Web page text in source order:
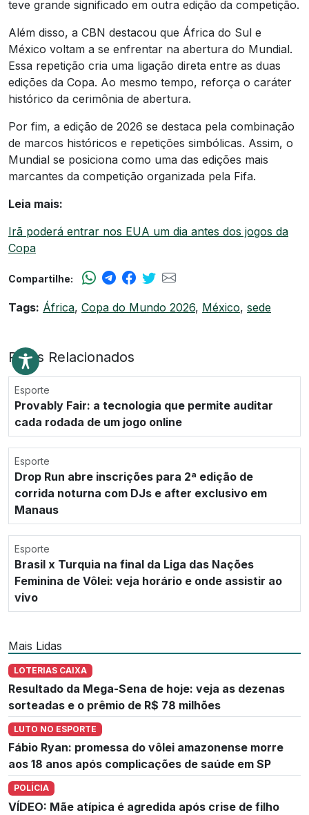
teve grande significado em outra edição da competição.
Além disso, a CBN destacou que África do Sul e
México voltam a se enfrentar na abertura do Mundial.
Essa repetição cria uma ligação direta entre as duas
edições da Copa. Ao mesmo tempo, reforça o caráter
histórico da cerimônia de abertura.
Por fim, a edição de 2026 se destaca pela combinação
de marcos históricos e repetições simbólicas. Assim, o
Mundial se posiciona como uma das edições mais
marcantes da competição organizada pela Fifa.
Leia mais:
Irã poderá entrar nos EUA um dia antes dos jogos da
Copa
Compartilhe:
Tags: África, Copa do Mundo 2026, México, sede
Posts Relacionados
Esporte
Provably Fair: a tecnologia que permite auditar
cada rodada de um jogo online
Esporte
Drop Run abre inscrições para 2ª edição de
corrida noturna com DJs e after exclusivo em
Manaus
Esporte
Brasil x Turquia na final da Liga das Nações
Feminina de Vôlei: veja horário e onde assistir ao
vivo
Mais Lidas
LOTERIAS CAIXA
Resultado da Mega-Sena de hoje: veja as dezenas
sorteadas e o prêmio de R$ 78 milhões
LUTO NO ESPORTE
Fábio Ryan: promessa do vôlei amazonense morre
aos 18 anos após complicações de saúde em SP
POLÍCIA
VÍDEO: Mãe atípica é agredida após crise de filho